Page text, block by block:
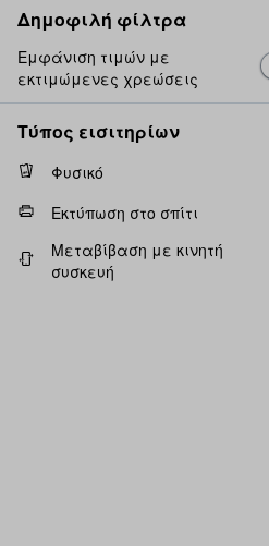
Δημοφιλή φίλτρα
Εμφάνιση τιμών με
εκτιμώμενες χρεώσεις
Τύπος εισιτηρίων
Φυσικό
Εκτύπωση στο σπίτι
Μεταβίβαση με κινητή
συσκευή